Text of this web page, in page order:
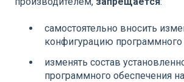
самостоятельно вносить
конфигурацию программного
изменять состав
программного обеспечения на